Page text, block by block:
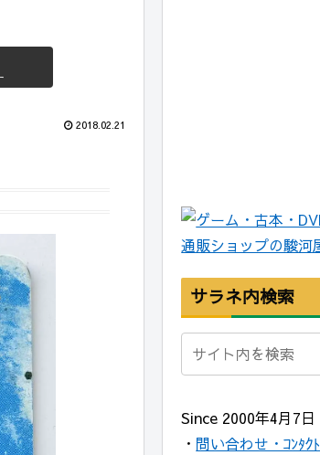
2018.02.21
サラネ内検索
Since 2000年4月7日
・ 問い合わせ・ｺﾝﾀｸﾄ